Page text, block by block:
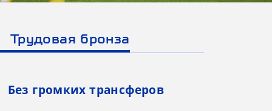
Трудовая бронза
Без громких трансферов